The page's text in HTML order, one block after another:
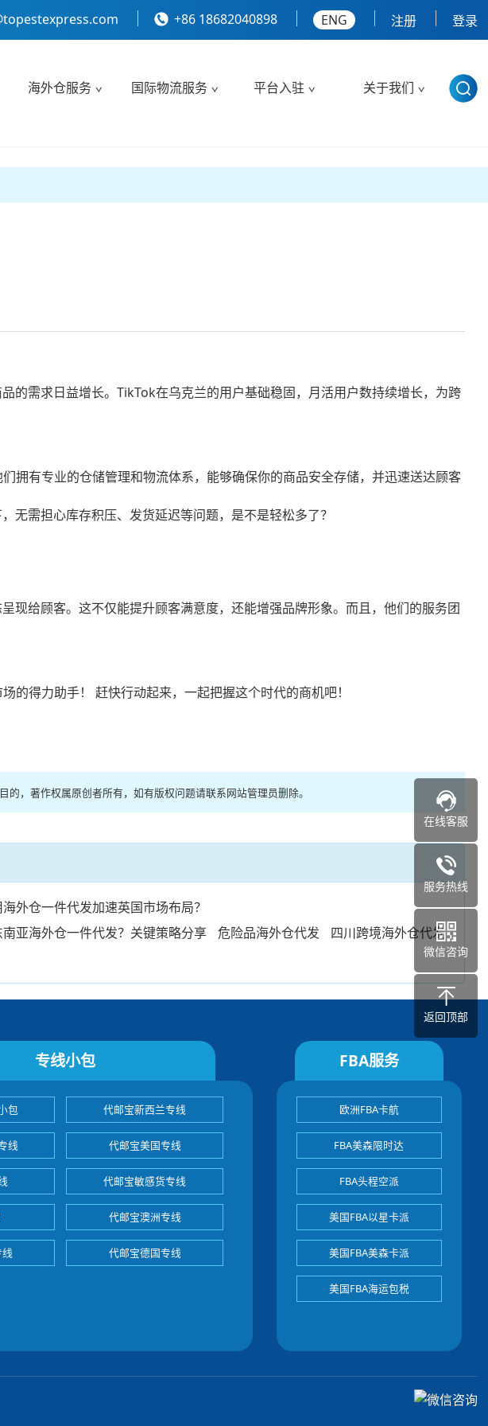
+86 18682040898 ENG 注册 登录
海外仓服务 国际物流服务 平台入驻 关于我们
的需求日益增长。TikTok在乌克兰的用户基础稳固，月活用户数持续增长，为跨
拥有专业的仓储管理和物流体系，能够确保你的商品安全存储，并迅速送达顾客
无需担心库存积压、发货延迟等问题，是不是轻松多了？
现给顾客。这不仅能提升顾客满意度，还能增强品牌形象。而且，他们的服务团
的得力助手！ 赶快行动起来，一起把握这个时代的商机吧！
，著作权属原创者所有，如有版权问题请联系网站管理员删除。
外仓一件代发加速英国市场布局？
亚海外仓一件代发？关键策略分享 危险品海外仓代发
四川跨境海外仓代发
专线小包
包 代邮宝新西兰专线
线 代邮宝美国专线
代邮宝敏感货专线
代邮宝澳洲专线
代邮宝德国专线
FBA服务
欧洲FBA卡航
FBA美森限时达
FBA头程空派
美国FBA以星卡派
美国FBA美森卡派
美国FBA海运包税
在线客服
服务热线
微信咨询
返回顶部